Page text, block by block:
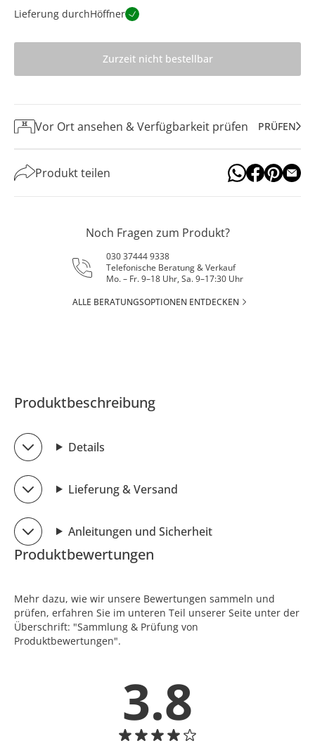
Lieferung durchHöffner
Zurzeit nicht bestellbar
Vor Ort ansehen & Verfügbarkeit prüfen PRÜFEN
Produkt teilen
Noch Fragen zum Produkt?
030 37444 9338
Telefonische Beratung & Verkauf
Mo. – Fr. 9–18 Uhr, Sa. 9–17:30 Uhr
ALLE BERATUNGSOPTIONEN ENTDECKEN
Produktbeschreibung
Details
Lieferung & Versand
Anleitungen und Sicherheit
Produktbewertungen
Mehr dazu, wie wir unsere Bewertungen sammeln und
prüfen, erfahren Sie im unteren Teil unserer Seite unter der
Überschrift: "Sammlung & Prüfung von
Produktbewertungen".
3.8